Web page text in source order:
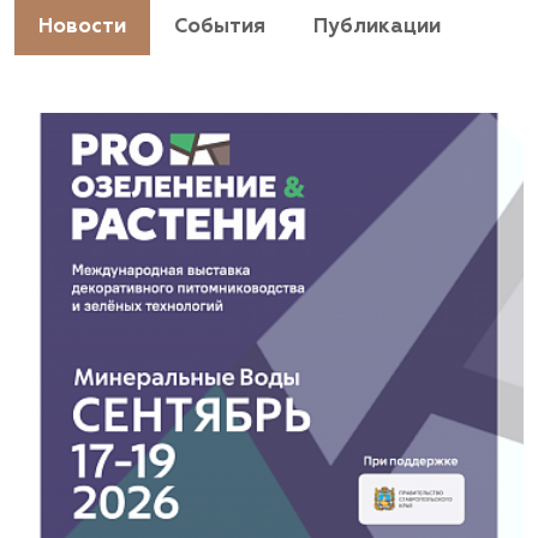
Владимирская область, Киржачский район, пос.
Знаменское
(929) 992-7100
Московская область, Каширский р-н, дер.
Барабаново
(929) 992-7100
pitomnik-kashira.ru
Новости События Публикации